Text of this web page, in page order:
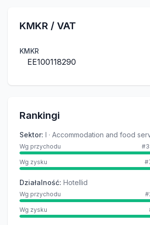
KMKR / VAT
KMKR
EE100118290
Rankingi
Sektor: I · Accommodation and food
Wg przychodu
Wg zysku
Działalność: Hotellid
Wg przychodu
Wg zysku